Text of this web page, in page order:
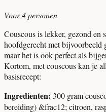
Voor 4 personen
Couscous is lekker, gezond en
hoofdgerecht met bijvoorbeeld
maar het is ook perfect als
Kortom, met couscous kan je
basisrecept:
Ingredienten: 300 gram
bereiding) &frac12; citroen,